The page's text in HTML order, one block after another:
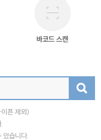
바코드 스캔
픈 제외)
있습니다.